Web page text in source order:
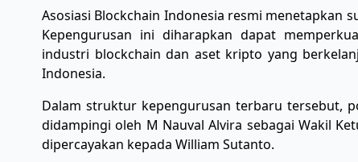
Asosiasi Blockchain Indonesia resmi menetapkan
Kepengurusan ini diharapkan dapat
industri blockchain dan aset kripto yang
Indonesia.
Dalam struktur kepengurusan terbaru tersebut,
didampingi oleh M Nauval Alvira sebagai Wakil
dipercayakan kepada William Sutanto.